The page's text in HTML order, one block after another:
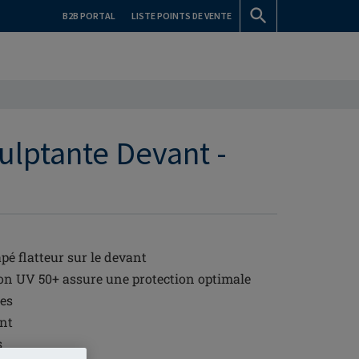
B2B PORTAL LISTE POINTS DE VENTE
Devant -
flatteur sur le devant
UV 50+ assure une protection optimale